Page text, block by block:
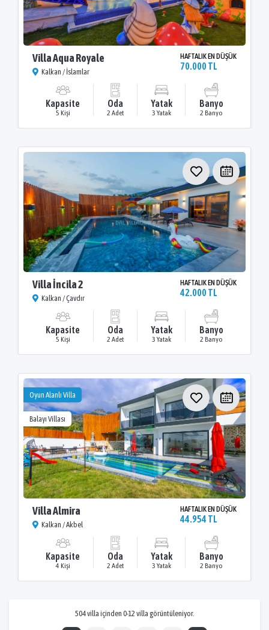
Villa Aqua Royale
Kalkan / İslamlar
HAFTALIK EN DÜŞÜK
70.000 TL
Kapasite
5 Kişi
Oda
2 Adet
Yatak
3 Yatak
Banyo
2 Banyo
Villa İncila 2
Kalkan / Çavdır
HAFTALIK EN DÜŞÜK
42.000 TL
Kapasite
5 Kişi
Oda
2 Adet
Yatak
3 Yatak
Banyo
2 Banyo
Oyun Alanlı Villa
Balayı Villası
Villa Almira
Kalkan / Akbel
HAFTALIK EN DÜŞÜK
44.954 TL
Kapasite
4 Kişi
Oda
2 Adet
Yatak
3 Yatak
Banyo
2 Banyo
504 villa içinden 0-12 villa görüntüleniyor.